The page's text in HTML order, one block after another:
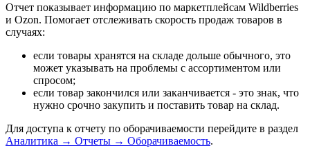
Отчет показывает информацию по маркетплейсам Wildberries
и Ozon. Помогает отслеживать скорость продаж товаров в
случаях:
если товары хранятся на складе дольше обычного, это
может указывать на проблемы с ассортиментом или
спросом;
если товар закончился или заканчивается - это знак, что
нужно срочно закупить и поставить товар на склад.
Для доступа к отчету по оборачиваемости перейдите в раздел
Аналитика → Отчеты → Оборачиваемость.